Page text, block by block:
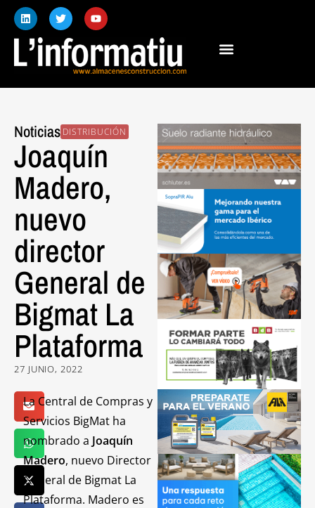
Noticias DISTRIBUCIÓN
Joaquín
Madero,
nuevo
director
General de
Bigmat La
Plataforma
27 JUNIO, 2022
La Central de Compras y
Servicios BigMat ha
nombrado a Joaquín
Madero, nuevo Director
General de Bigmat La
Plataforma. Madero es